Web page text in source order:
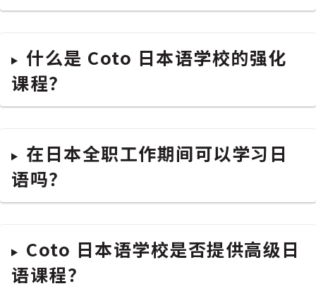
什么是 Coto 日本语学校的强化
课程？
在日本全职工作期间可以学习日
语吗？
Coto 日本语学校是否提供高级日
语课程？